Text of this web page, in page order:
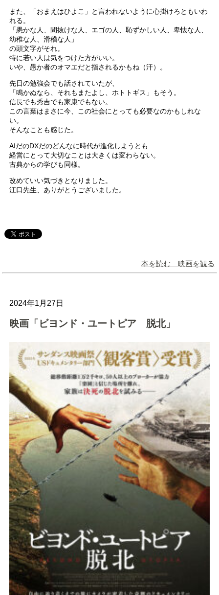
また、「おまえはひよこ」と言われないように心掛けろともいわ
れる。
「愚かな人、間抜けな人、エゴの人、恥ずかしい人、卑怯な人、
幼稚な人、滑稽な人」
の頭文字がそれ。
特に若い人は気をつけた方がいい。
いや、愚か者のオマエだと指されるかもね（汗）。
先日の勉強会でも話されていたが、
「鳴かぬなら、それもまたよし、ホトトギス」もそう。
信長でも秀吉でも家康でもない。
この言葉はまさに今、この社会にとっても必要なのかもしれな
い。
そんなことも感じた。
AIだのDXだのどんなに時代が進化しようとも
経営にとって大切なことは大きくは変わらない。
古典からの学びも同様。
改めていい気づきとなりました。
江口先生、ありがとうございました。
本を読む 映画を観る
2024年1月27日
映画「ビヨンド・ユートピア 脱北」